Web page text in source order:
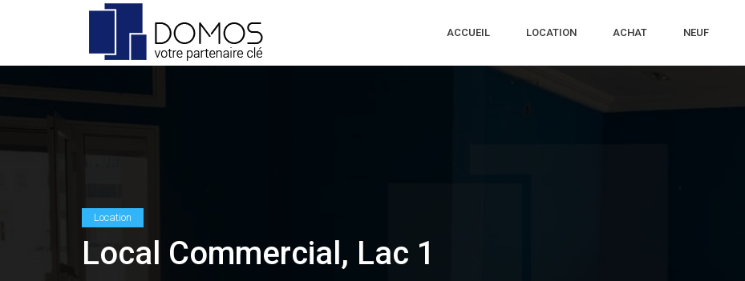
ACCUEIL LOCATION ACHAT NEUF
Location
Local Commercial, Lac 1